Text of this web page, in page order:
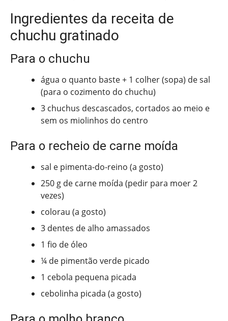
Ingredientes da receita de
chuchu gratinado
Para o chuchu
água o quanto baste + 1 colher (sopa) de sal
(para o cozimento do chuchu)
3 chuchus descascados, cortados ao meio e
sem os miolinhos do centro
Para o recheio de carne moída
sal e pimenta-do-reino (a gosto)
250 g de carne moída (pedir para moer 2
vezes)
colorau (a gosto)
3 dentes de alho amassados
1 fio de óleo
¼ de pimentão verde picado
1 cebola pequena picada
cebolinha picada (a gosto)